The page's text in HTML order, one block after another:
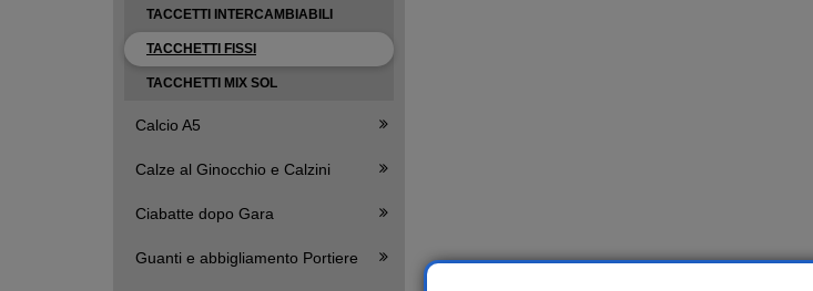
TACCETTI INTERCAMBIABILI
TACCHETTI FISSI
TACCHETTI MIX SOL
Calcio A5
Calze al Ginocchio e Calzini
Ciabatte dopo Gara
Guanti e abbigliamento Portiere